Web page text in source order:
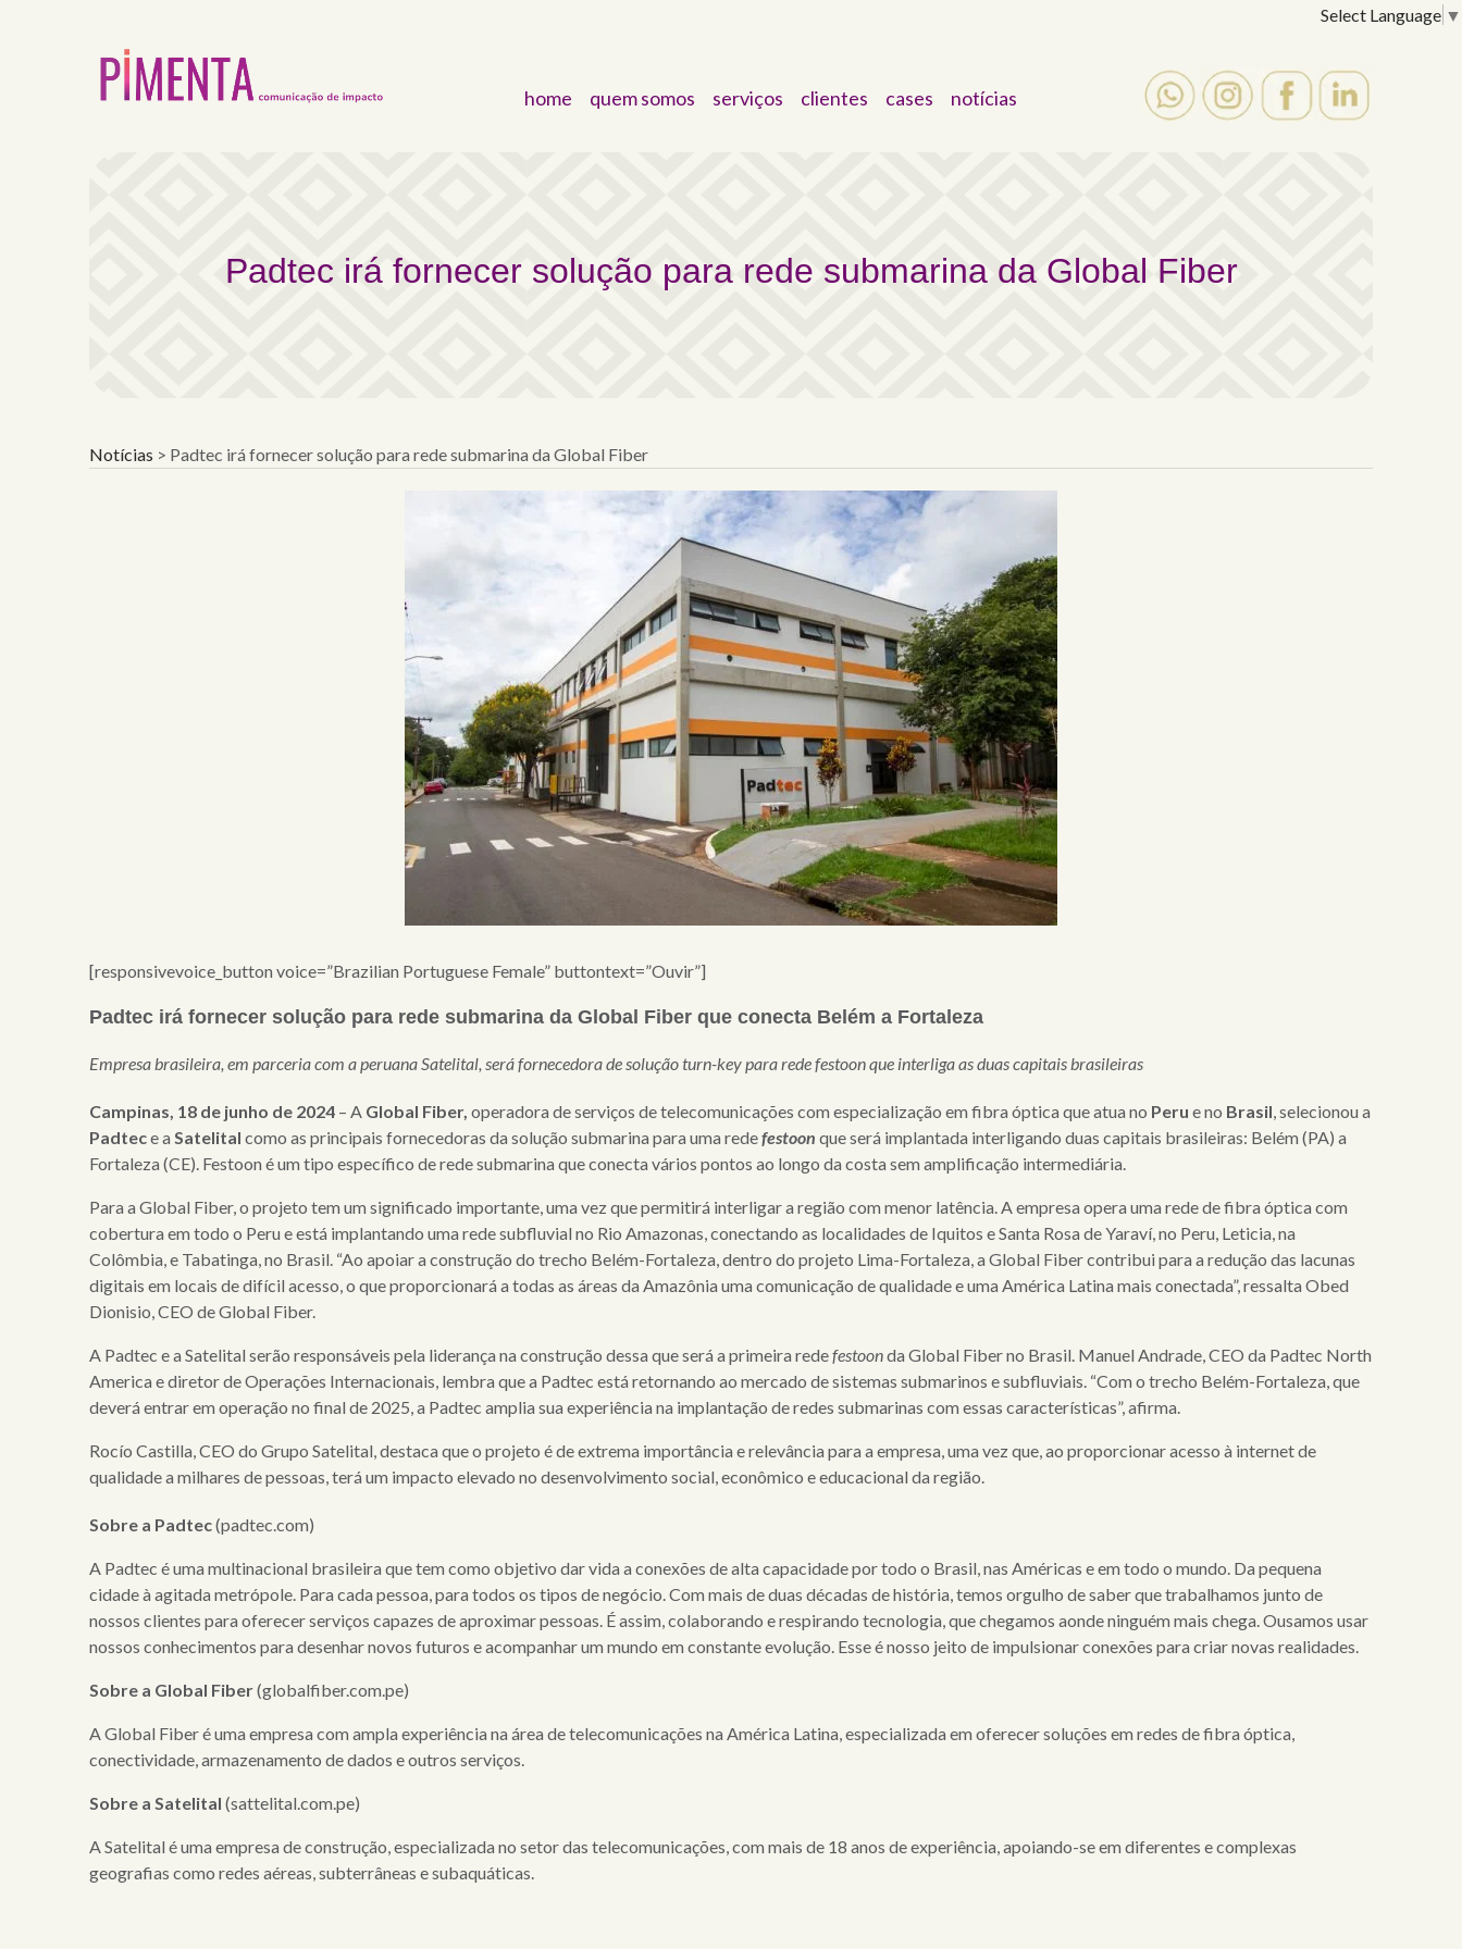
Select Language ▼
home quem somos serviços clientes cases notícias
Padtec irá fornecer solução para rede submarina da Global Fiber
Notícias > Padtec irá fornecer solução para rede submarina da Global Fiber
[responsivevoice_button voice=”Brazilian Portuguese Female” buttontext=”Ouvir”]
Padtec irá fornecer solução para rede submarina da Global Fiber que conecta Belém a Fortaleza
Empresa brasileira, em parceria com a peruana Satelital, será fornecedora de solução turn-key para rede festoon que interliga as duas capitais brasileiras
Campinas, 18 de junho de 2024 – A Global Fiber, operadora de serviços de telecomunicações com especialização em fibra óptica que atua no Peru e no Brasil, selecionou a
Padtece aSatelital como as principais fornecedoras da solução submarina para uma redefestoon que será implantada interligando duas capitais brasileiras: Belém (PA) a
Fortaleza (CE). Festoon é um tipo específico de rede submarina que conecta vários pontos ao longo da costa sem amplificação intermediária.
Para a Global Fiber, o projeto tem um significado importante, uma vez que permitirá interligar a região com menor latência. A empresa opera uma rede de fibra óptica com
cobertura em todo o Peru e está implantando uma rede subfluvial no Rio Amazonas, conectando as localidades de Iquitos e Santa Rosa de Yaraví, no Peru, Leticia, na
Colômbia, e Tabatinga, no Brasil. “Ao apoiar a construção do trecho Belém-Fortaleza, dentro do projeto Lima-Fortaleza, a Global Fiber contribui para a redução das lacunas
digitais em locais de difícil acesso, o que proporcionará a todas as áreas da Amazônia uma comunicação de qualidade e uma América Latina mais conectada”, ressalta Obed
Dionisio, CEO de Global Fiber.
A Padtec e a Satelital serão responsáveis pela liderança na construção dessa que será a primeira redefestoonda Global Fiber no Brasil. Manuel Andrade, CEO da Padtec North
America e diretor de Operações Internacionais, lembra que a Padtec está retornando ao mercado de sistemas submarinos e subfluviais. “Com o trecho Belém-Fortaleza, que
deverá entrarem operação no final de 2025, a Padtec amplia sua experiência na implantação de redes submarinas com essas características”, afirma.
Rocío Castilla, CEO do Grupo Satelital, destaca que o projeto é de extrema importância e relevância para a empresa, uma vez que, ao proporcionar acesso à internet de
qualidade a milhares de pessoas, terá um impacto elevado no desenvolvimento social, econômico e educacional da região.
Sobre a Padtec(padtec.com)
A Padtec é uma multinacional brasileira que tem como objetivo dar vida a conexões de alta capacidade por todo o Brasil, nas Américas e em todo o mundo. Da pequena
cidade à agitada metrópole. Para cada pessoa, para todos os tipos de negócio. Com mais de duas décadas de história, temos orgulho de saber que trabalhamos junto de
nossos clientes para oferecer serviços capazes de aproximar pessoas. É assim, colaborando e respirando tecnologia, que chegamos aonde ninguém mais chega. Ousamos usar
nossos conhecimentos para desenhar novos futuros e acompanhar um mundo em constante evolução. Esse é nosso jeito de impulsionar conexões para criar novas realidades.
Sobre a Global Fiber(globalfiber.com.pe)
A Global Fiber é uma empresa com ampla experiência na área de telecomunicações na América Latina, especializada em oferecer soluções em redes de fibra óptica,
conectividade, armazenamento de dados e outros serviços.
Sobre a Satelital (sattelital.com.pe)
A Satelital é uma empresa de construção, especializada no setor das telecomunicações, com mais de 18 anos de experiência, apoiando-se em diferentes e complexas
geografias como redes aéreas, subterrâneas e subaquáticas.